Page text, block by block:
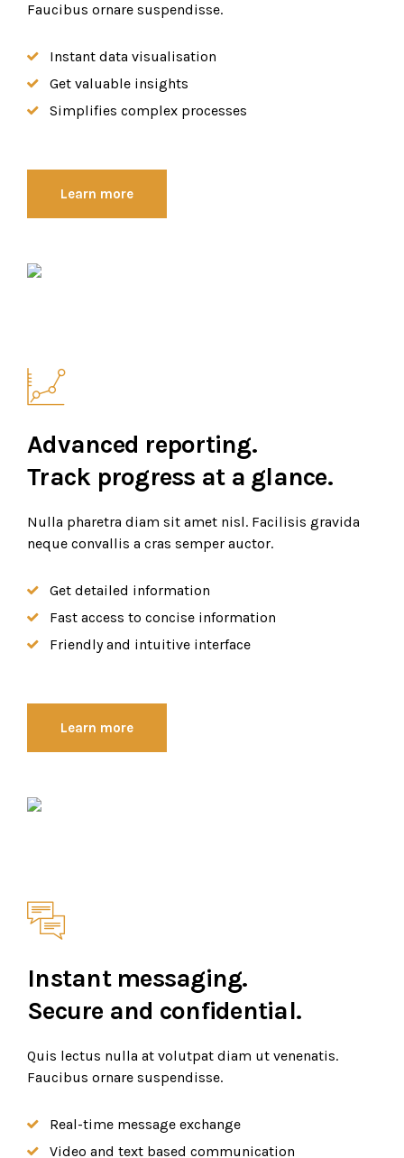
Faucibus ornare suspendisse.
Instant data visualisation
Get valuable insights
Simplifies complex processes
Learn more
Advanced reporting.
Track progress at a glance.
Nulla pharetra diam sit amet nisl. Facilisis gravida
neque convallis a cras semper auctor.
Get detailed information
Fast access to concise information
Friendly and intuitive interface
Learn more
Instant messaging.
Secure and confidential.
Quis lectus nulla at volutpat diam ut venenatis.
Faucibus ornare suspendisse.
Real-time message exchange
Video and text based communication